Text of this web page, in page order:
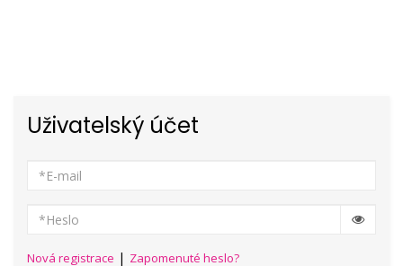
Uživatelský účet
Nová registrace | Zapomenuté heslo?